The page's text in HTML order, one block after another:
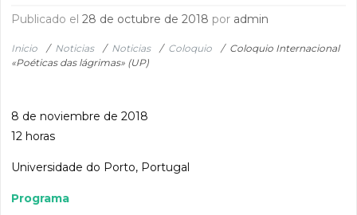
Publicado el28 de octubre de 2018 por admin
Inicio / Noticias / Noticias / Coloquio / Coloquio Internacional
«Poéticas das lágrimas» (UP)
8 de noviembre de 2018
12 horas
Universidade do Porto, Portugal
Programa